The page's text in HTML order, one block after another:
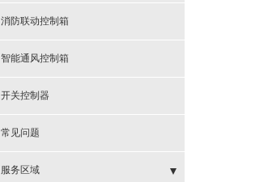
消防联动控制箱
智能通风控制箱
开关控制器
常见问题
服务区域